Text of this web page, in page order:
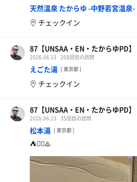
天然温泉 たからゆ -中野若宮温泉-
チェックイン
87【UNSAA・EN・たからゆPD】
2026.06.13 208回目の訪問
えごた湯 [ 東京都 ]
チェックイン
87【UNSAA・EN・たからゆPD】
2026.06.13 35回目の訪問
松本湯 [ 東京都 ]
⛺️🧖‍♂️♨️